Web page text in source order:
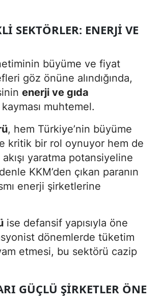
SEKTÖRLER: ENERJI VE
büyüme ve fiyat
göz önüne alındığında,
enerji ve gıda
kayması muhtemel.
, hem Türkiye’nin büyüme
kritik bir rol oynuyor hem de
yaratma potansiyeline
KKM’den çıkan paranın
enerji şirketlerine
ise defansif yapısıyla öne
dönemlerde tüketim
etmesi, bu sektörü cazip
GÜÇLÜ ŞIRKETLER ÖNE